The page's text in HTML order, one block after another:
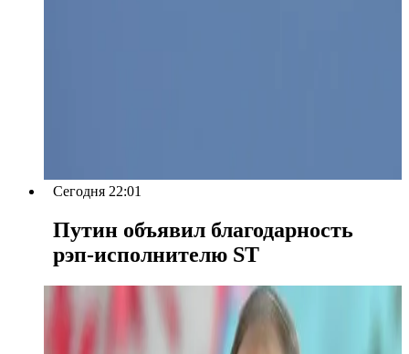
Сегодня 22:01
Путин объявил благодарность
рэп-исполнителю ST